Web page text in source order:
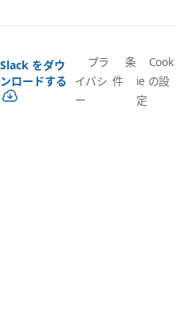
Slack をダウ
ンロードする
プラ
イバシ
ー
条
件
Cook
ie の設
定